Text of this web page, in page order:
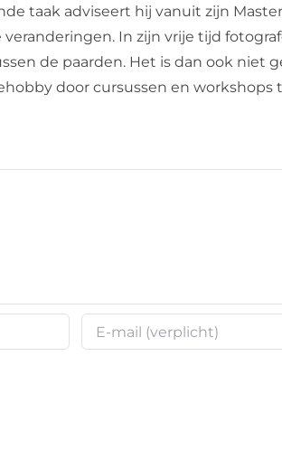
taak adviseert hij vanuit zijn
In zijn vrije tijd
de paarden. Het is dan ook
door cursussen en workshops